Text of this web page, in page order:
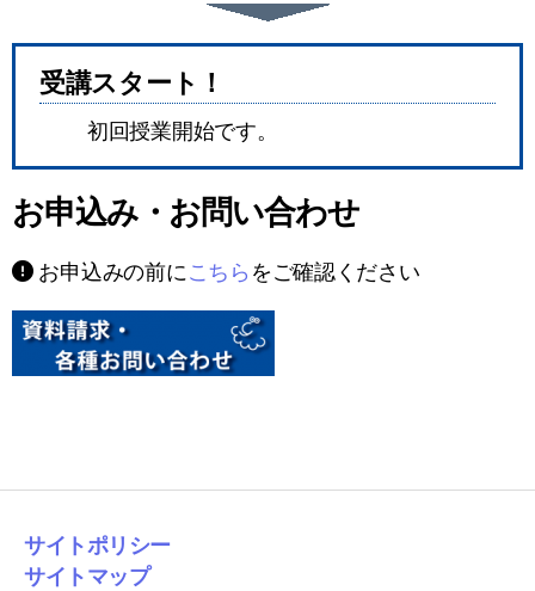
受講スタート！
初回授業開始です。
お申込み・お問い合わせ
お申込みの前にこちら をご確認ください
サイトポリシー
サイトマップ